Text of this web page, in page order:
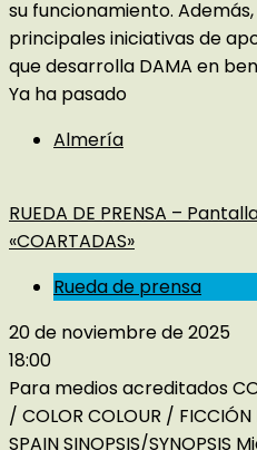
su funcionamiento.
principales iniciativas de
que desarrolla DAMA en
Ya ha pasado
Almería
RUEDA DE PRENSA –
«COARTADAS»
Rueda de prensa
20 de noviembre de 2025
18:00
Para medios acreditados
/ COLOR COLOUR /
SPAIN SINOPSIS/